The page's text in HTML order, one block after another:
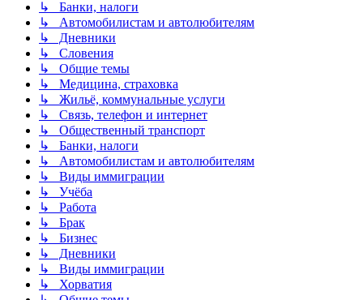
↳ Банки, налоги
↳ Автомобилистам и автолюбителям
↳ Дневники
↳ Словения
↳ Общие темы
↳ Медицина, страховка
↳ Жильё, коммунальные услуги
↳ Связь, телефон и интернет
↳ Общественный транспорт
↳ Банки, налоги
↳ Автомобилистам и автолюбителям
↳ Виды иммиграции
↳ Учёба
↳ Работа
↳ Брак
↳ Бизнес
↳ Дневники
↳ Виды иммиграции
↳ Хорватия